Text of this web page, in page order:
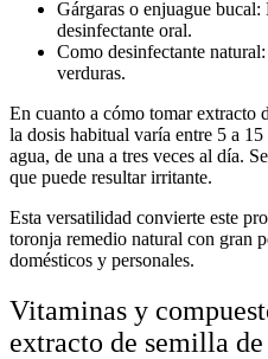
Gárgaras o enjuague bucal:
desinfectante oral.
Como desinfectante natural:
verduras.
En cuanto a cómo tomar extracto
la dosis habitual varía entre 5 a
agua, de una a tres veces al día.
que puede resultar irritante.
Esta versatilidad convierte este
toronja remedio natural con gran
domésticos y personales.
Vitaminas y
extracto de semilla